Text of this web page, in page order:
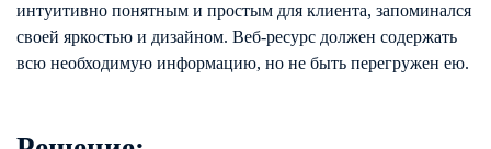
интуитивно понятным и простым для клиента, запоминался
своей яркостью и дизайном. Веб-ресурс должен содержать
всю необходимую информацию, но не быть перегружен ею.